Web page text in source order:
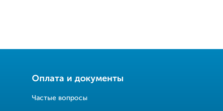
Оплата и документы
Частые вопросы